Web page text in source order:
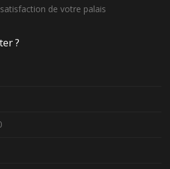
de votre palais
?